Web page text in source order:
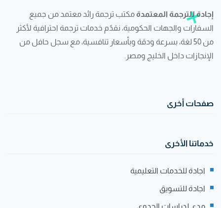
إجادة للترجمة المعتمدة مكتب ترجمة رائد معتمد من جميع
السفارات والجهات الحكومية، نقدّم خدمات ترجمة احترافية لأكثر
من 50 لغة، بسرعة ودقة وبأسعار تنافسية، مع سجل حافل من
الإنجازات داخل الخليج ومصر.
صفحات أخرى
خدماتنا الأخرى
اجادة للخدمات التعليمية
اجادة للتسويق
مدى لدراسات الجدوى